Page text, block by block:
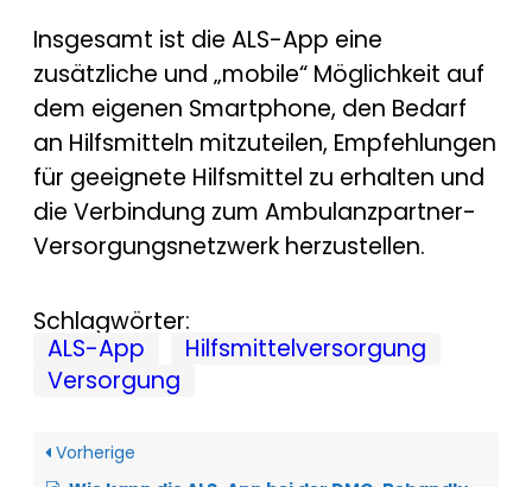
Insgesamt ist die ALS-App eine
zusätzliche und „mobile“ Möglichkeit auf
dem eigenen Smartphone, den Bedarf
an Hilfsmitteln mitzuteilen, Empfehlungen
für geeignete Hilfsmittel zu erhalten und
die Verbindung zum Ambulanzpartner-
Versorgungsnetzwerk herzustellen.
Schlagwörter:
ALS-App
Hilfsmittelversorgung
Versorgung
Vorherige